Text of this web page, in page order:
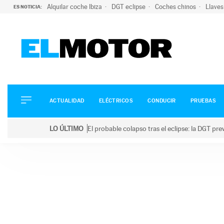
ES NOTICIA: Alquilar coche Ibiza DGT eclipse Coches chinos
ELÉCTRICOS
CONDUCIR
ACTUALIDAD ELÉCTRICOS CONDUCIR PRUEBAS
LO ÚLTIMO El probable colapso tras el eclipse: la DGT